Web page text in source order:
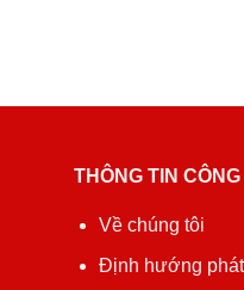
THÔNG TIN
Về chúng tôi
Định hướng